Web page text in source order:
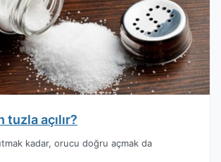
tuzla açılır?
kadar, orucu doğru açmak da